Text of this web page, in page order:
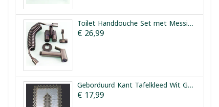
Toilet Handdouche Set met Messing Kern en Dubbele Kraan Vesta
€ 26,99
Geborduurd Kant Tafelkleed Wit Goud 150x210cm
€ 17,99